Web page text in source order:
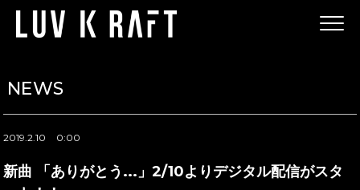
NEWS
2019.2.10 0:00
新曲 「ありがとう...」2/10よりデジタル配信がスタ